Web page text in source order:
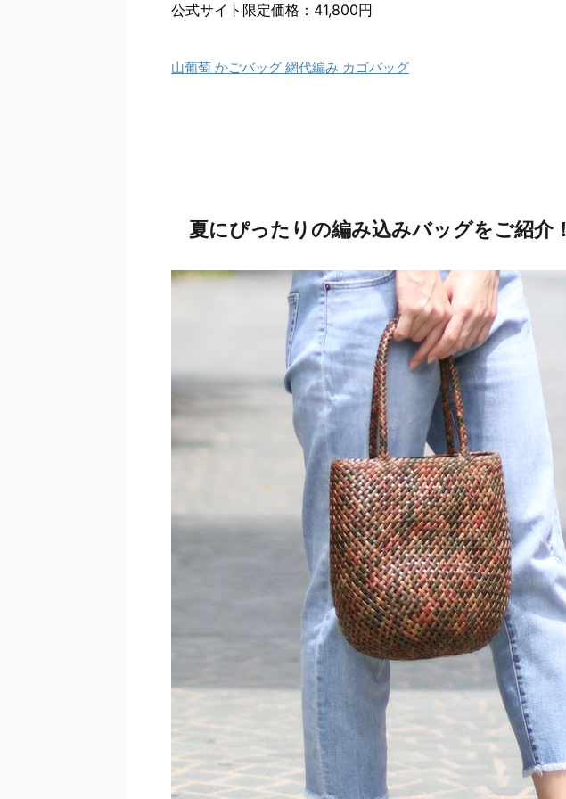
公式サイト限定価格：41,800円
山葡萄 かごバッグ 網代編み カゴバッグ
夏にぴったりの編み込みバッグをご紹介！